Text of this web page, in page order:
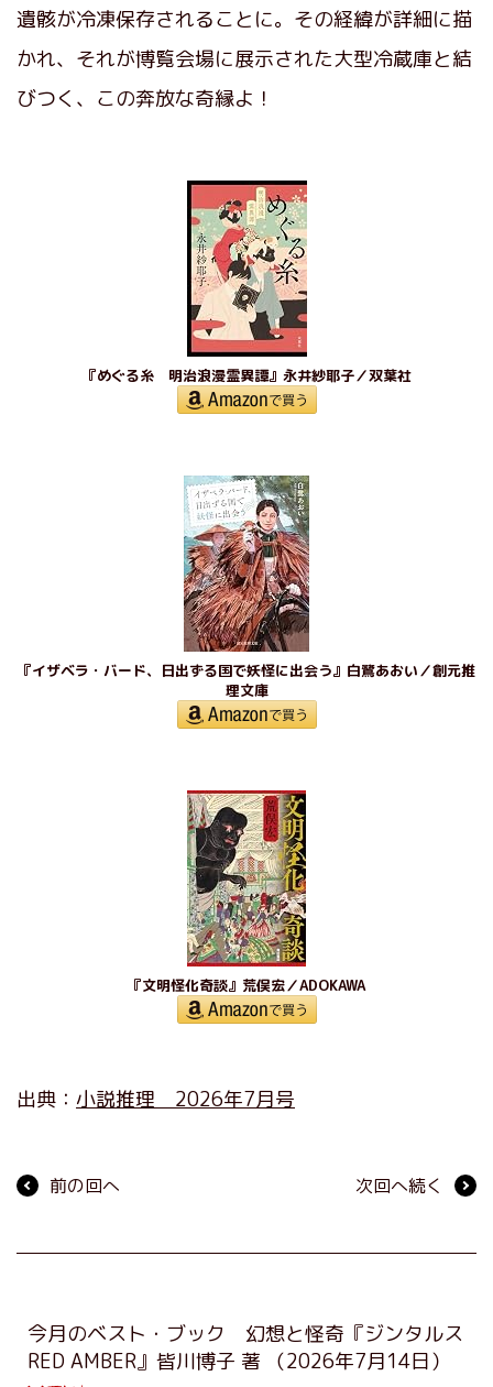
遺骸が冷凍保存されることに。その経緯が詳細に描
かれ、それが博覧会場に展示された大型冷蔵庫と結
びつく、この奔放な奇縁よ！
『めぐる糸 明治浪漫霊異譚』永井紗耶子／双葉社
『イザベラ・バード、日出ずる国で妖怪に出会う』白鷺あおい／創元推
理文庫
『文明怪化奇談』荒俣宏／ADOKAWA
出典： 小説推理 2026年7月号
前の回へ 次回へ続く
今月のベスト・ブック 幻想と怪奇『ジンタルス
RED AMBER』皆川博子 著
（2026年7月14日）